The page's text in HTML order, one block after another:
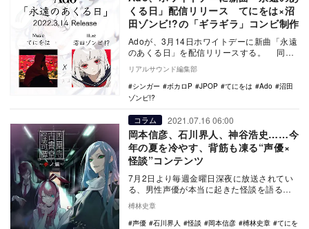
くる日」配信リリース てにをは×沼
田ゾンビ!?の「ギラギラ」コンビ制作
Adoが、3月14日ホワイトデーに新曲「永遠
のあくる日」を配信リリースする。 同曲
は、自身初CDとなる1stアルバム『狂…
リアルサウンド編集部
シンガー
ボカロP JPOP てにをは Ado
沼田
ゾンビ!?
コラム 2021.07.16 06:00
岡本信彦、石川界人、神谷浩史……今
年の夏を冷やす、背筋も凍る“声優×
怪談”コンテンツ
7月2日より毎週金曜日深夜に放送されてい
る、男性声優が本当に起きた怪談を語る番
組『声優が語る怖い話 第弐幕』（MBS）が
話題だ。…
榑林史章
声優
石川界人 怪談 岡本信彦 榑林史章
てにを